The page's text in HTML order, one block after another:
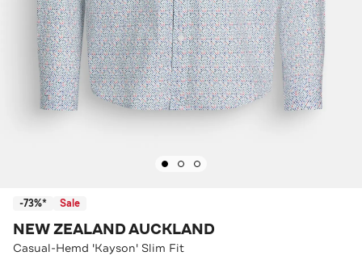
-73%* Sale
NEW ZEALAND AUCKLAND
Casual-Hemd 'Kayson' Slim Fit